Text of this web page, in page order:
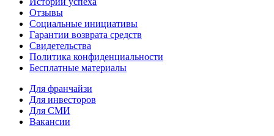
Отзывы
Социальные инициативы
Гарантии возврата средств
Свидетельства
Политика конфиденциальности
Бесплатные материалы
Для франчайзи
Для инвесторов
Для СМИ
Вакансии